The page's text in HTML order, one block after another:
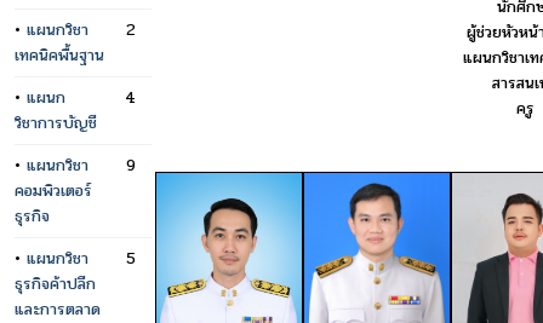
• แผนกวิชา
เทคนิคพื้นฐาน
2
• แผนก
วิชาการบัญชี
4
• แผนกวิชา
คอมพิวเตอร์
ธุรกิจ
9
• แผนกวิชา
ธุรกิจค้าปลีก
และการตลาด
5
นักศึก
ผู้ช่วยหัวห
แผนกวิชาเท
สารสน
ครู